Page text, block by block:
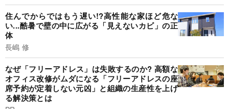
住んでからではもう遅い!?高性能な家ほど危な
い...酷暑で壁の中に広がる「見えないカビ」の正
体
長嶋 修
なぜ「フリーアドレス」は失敗するのか? 高額な
オフィス改修がムダになる「フリーアドレスの座
席予約が定着しない元凶」と組織の生産性を上げ
る解決策とは